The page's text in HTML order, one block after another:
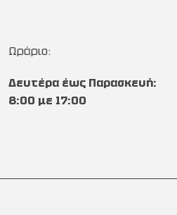
Ωράριο:
Δευτέρα έως Παρασκευή:
8:00 με 17:00